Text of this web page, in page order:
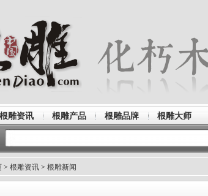
根雕资讯 根雕产品 根雕品牌 根雕大师
> 根雕资讯 > 根雕新闻